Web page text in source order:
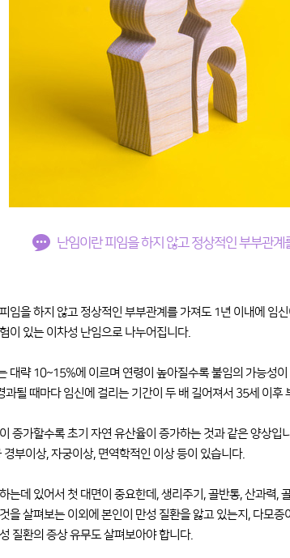
난임이란 피임을 하지 않고 정상적인 부부관
임을 하지 않고 정상적인 부부관계를 가져도 1년 이내에 임
이 있는 이차성 난임으로 나누어집니다.
대략 10~15%에 이르며 연령이 높아질수록 불임의 가능성
과될 때마다 임신에 걸리는 기간이 두 배 길어져서 35세 이후
증가할수록 초기 자연 유산율이 증가하는 것과 같은 양상
경부이상, 자궁이상, 면역학적인 이상 등이 있습니다.
는데 있어서 첫 대면이 중요한데, 생리주기, 골반통, 산과력,
을 살펴보는 이외에 본인이 만성 질환을 앓고 있는지, 다모
질환의 증상 유무도 살펴보아야 합니다.